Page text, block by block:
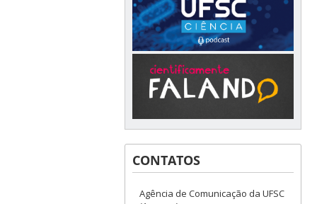
CONTATOS
Agência de Comunicação da UFSC